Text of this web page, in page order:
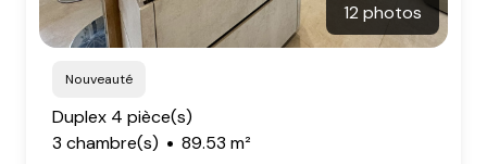
12 photos
Nouveauté
Duplex 4 pièce(s)
3 chambre(s)
89.53 m²